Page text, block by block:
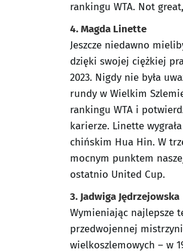
rankingu WTA. Not
4. Magda Linette
Jeszcze niedawno
dzięki swojej ciężkiej
2023. Nigdy nie była
rundy w Wielkim
rankingu WTA i
karierze. Linette
chińskim Hua Hin. W
mocnym punktem
ostatnio United Cup.
3. Jadwiga Jędrzejowska
Wymieniając najlepsze
przedwojennej
wielkoszlemowych – w